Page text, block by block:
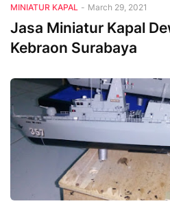
MINIATUR KAPAL - March 29, 2021
Jasa Miniatur Kapal
Kebraon Surabaya